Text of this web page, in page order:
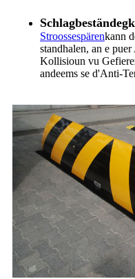
Stroossespärenkann
standhalen, an e
Kollisioun vu
andeems se d'Anti-